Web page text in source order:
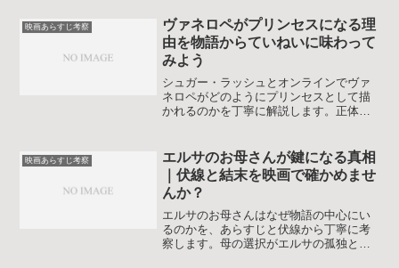
も紹介します。
映画あらすじ考察
ヴァネロペがプリンセスになる理
由を物語からていねいに味わって
みよう
シュガー・ラッシュとオンラインでヴァ
ネロペがどのようにプリンセスとして描
かれるのかを丁寧に解説します。正体の
セス観との違いまで振り返り、物語の読
み取り方を整理します。
映画あらすじ考察
エルサのお母さんが鍵になる真相
｜伏線と結末を映画で確かめませ
んか？
エルサのお母さんはなぜ物語の中心にい
るのかを、あらすじと伏線から丁寧に考
察します。母の選択がエルサの孤独と解